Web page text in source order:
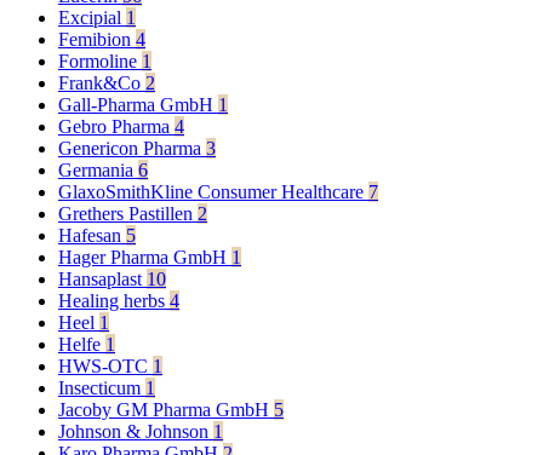
Excipial 1
Femibion 4
Formoline 1
Frank&Co 2
Gall-Pharma GmbH 1
Gebro Pharma 4
Genericon Pharma 3
Germania 6
GlaxoSmithKline Consumer Healthcare 7
Grethers Pastillen 2
Hafesan 5
Hager Pharma GmbH 1
Hansaplast 10
Healing herbs 4
Heel 1
Helfe 1
HWS-OTC 1
Insecticum 1
Jacoby GM Pharma GmbH 5
Johnson & Johnson 1